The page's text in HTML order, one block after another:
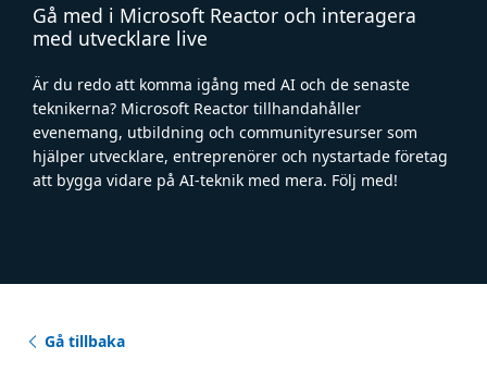
Gå med i Microsoft Reactor och interagera
med utvecklare live
Är du redo att komma igång med AI och de senaste
teknikerna? Microsoft Reactor tillhandahåller
evenemang, utbildning och communityresurser som
hjälper utvecklare, entreprenörer och nystartade företag
att bygga vidare på AI-teknik med mera. Följ med!
Gå tillbaka